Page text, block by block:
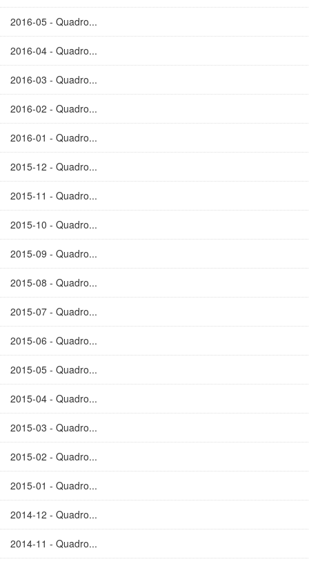
2016-05 - Quadro...
2016-04 - Quadro...
2016-03 - Quadro...
2016-02 - Quadro...
2016-01 - Quadro...
2015-12 - Quadro...
2015-11 - Quadro...
2015-10 - Quadro...
2015-09 - Quadro...
2015-08 - Quadro...
2015-07 - Quadro...
2015-06 - Quadro...
2015-05 - Quadro...
2015-04 - Quadro...
2015-03 - Quadro...
2015-02 - Quadro...
2015-01 - Quadro...
2014-12 - Quadro...
2014-11 - Quadro...